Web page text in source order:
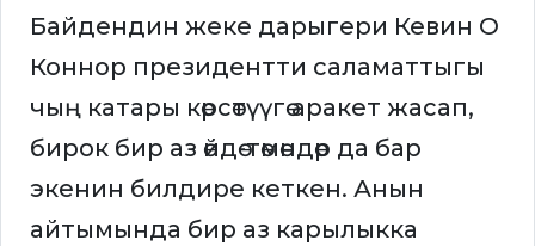
Байдендин жеке дарыгери Кевин О
Коннор президентти саламаттыгы
чың катары көрсөтүүгө аракет жасап,
бирок бир аз өйдө-төмөндөр да бар
экенин билдире кеткен. Анын
айтымында бир аз карылыкка